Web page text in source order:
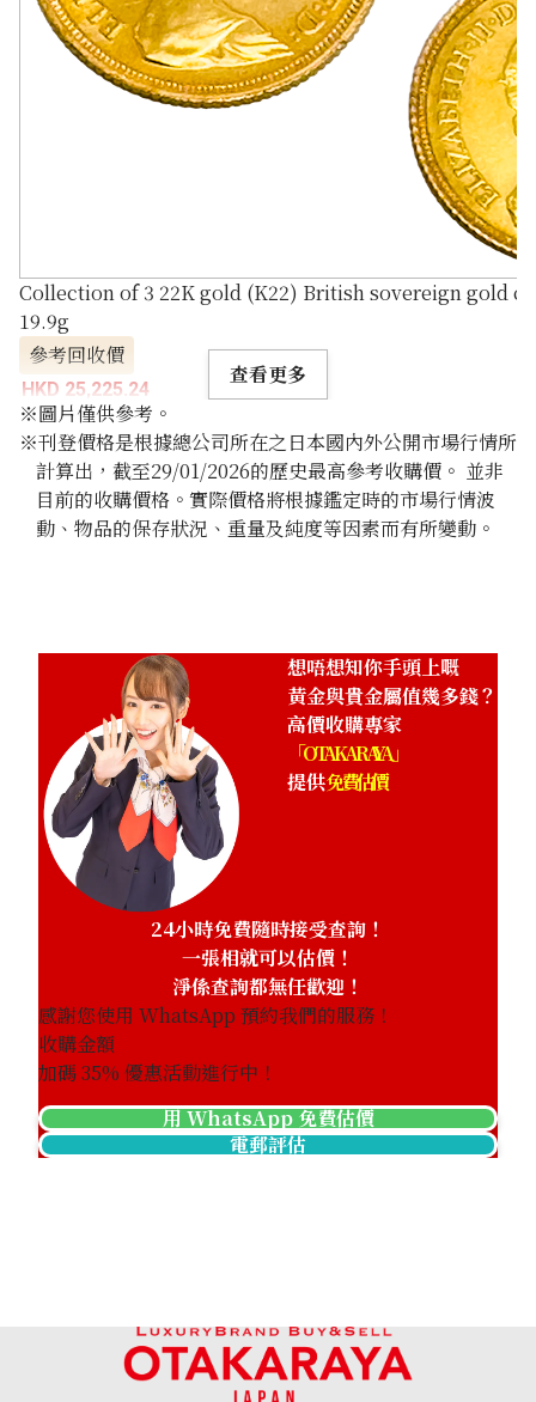
Collection of 3 22K gold (K22) British sovereign gold
19.9g
參考回收價
HKD 25,225.24
查看更多
※圖片僅供參考。
※刊登價格是根據總公司所在之日本國內外公開市場行情所
計算出，截至29/01/2026的歷史最高參考收購價。 並非
目前的收購價格。實際價格將根據鑑定時的市場行情波
動、物品的保存狀況、重量及純度等因素而有所變動。
想唔想知你手頭上嘅
黃金與貴金屬值幾多錢？
高價收購專家
「OTAKARAYA」
提供免費估價
24小時免費隨時接受查詢！
一張相就可以估價！
淨係查詢都無任歡迎！
感謝您使用 WhatsApp 預約我們的服務！
收購金額
加碼35% 優惠活動進行中！
用 WhatsApp 免費估價
電郵評估